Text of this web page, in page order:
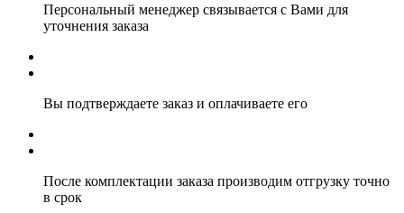
Персональный менеджер связывается с Вами для
уточнения заказа
Вы подтверждаете заказ и оплачиваете его
После комплектации заказа производим отгрузку точно
в срок